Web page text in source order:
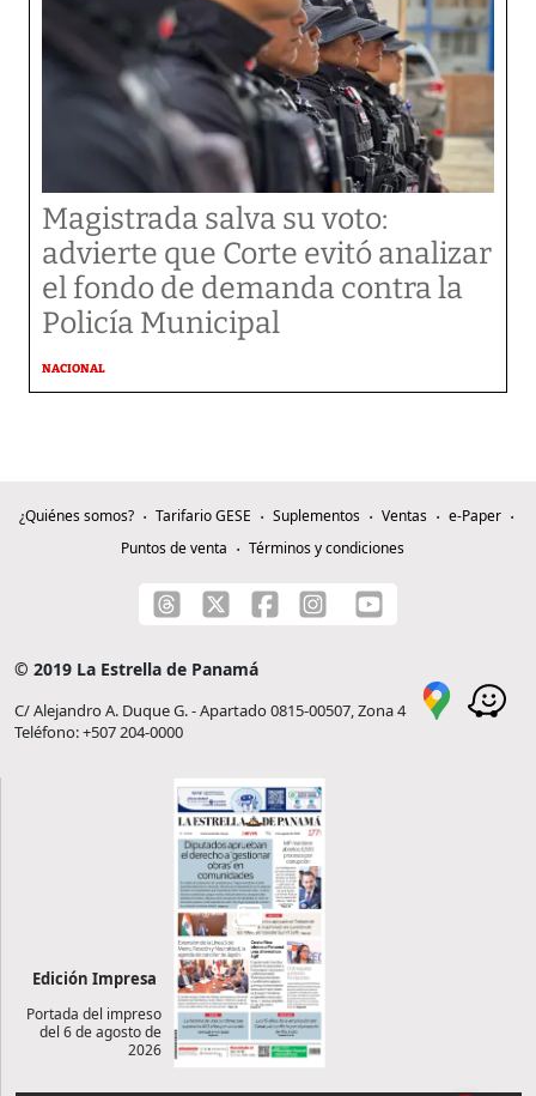
Magistrada salva su voto:
advierte que Corte evitó analizar
el fondo de demanda contra la
Policía Municipal
NACIONAL
¿Quiénes somos? Tarifario GESE Suplementos Ventas
e-Paper
Puntos de venta
Términos y condiciones
© 2019 La Estrella de Panamá
C/ Alejandro A. Duque G. - Apartado 0815-00507, Zona 4
Teléfono: +507 204-0000
Edición Impresa
Portada del impreso
del 6 de agosto de
2026